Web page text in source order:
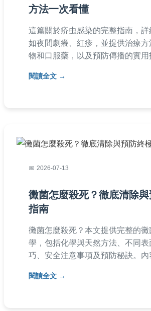
方法一次看懂
這篇關於疥虫感染的完整指南，詳
如夜間劇癢、紅疹，並提供治療
物和口服藥，以及預防傳播的實用
治全面應對疥蟲感染問題。
閱讀全文
2026-07-13
黴菌怎麼殺死？徹底清除
指南
黴菌怎麼殺死？本文提供完整的黴
學，包括化學與天然方法、不同表
巧、安全注意事項及預防秘訣。內
等，幫助您徹底遠離黴菌困擾。
閱讀全文